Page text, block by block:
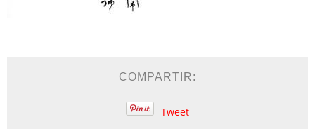
COMPARTIR:
Tweet